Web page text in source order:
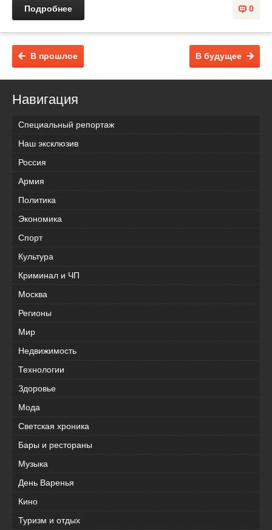
0
Подробнее
В будущее
В прошлое
Навигация
Специальный репортаж
Наш эксклюзив
Россия
Армия
Политика
Экономика
Спорт
Культура
Криминал и ЧП
Москва
Регионы
Мир
Недвижимость
Технологии
Здоровье
Мода
Светская хроника
Бары и рестораны
Музыка
День Варенья
Кино
Туризм и отдых